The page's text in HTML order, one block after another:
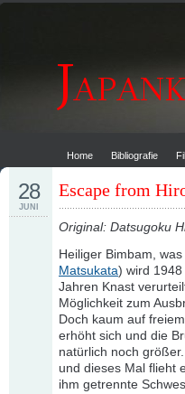
Home Bibliografie
Escape from
28
JUNI
Original: Datsugoku
Heiliger Bimbam,
Matsukata) wird
Jahren Knast
Möglichkeit zum
Doch kaum auf
erhöht sich und die
natürlich noch
und dieses Mal flieht
ihm getrennte